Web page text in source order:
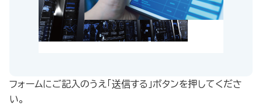
フォームにご記入のうえ「送信する」ボタンを押してくださ
い。